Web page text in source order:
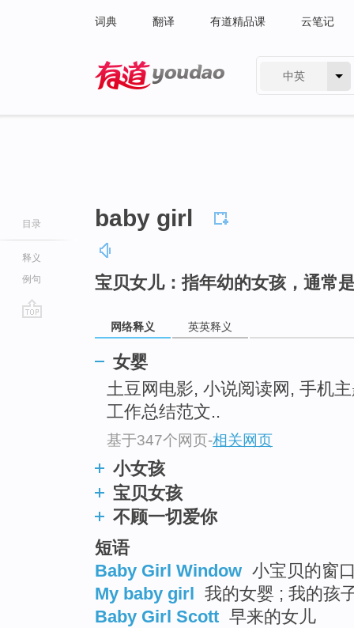
词典 翻译 有道精品课 云笔记
中英
目录
释义
例句
baby girl
宝贝女儿：指年幼的女孩，通常
网络释义 英英释义
女婴
土豆网电影, 小说阅读网, 手机
工作总结范文..
基于347个网页-相关网页
小女孩
宝贝女孩
不顾一切爱你
短语
Baby Girl Window 小宝贝的窗
My baby girl 我的女婴 ; 我的孩
Baby Girl Scott 早来的女儿